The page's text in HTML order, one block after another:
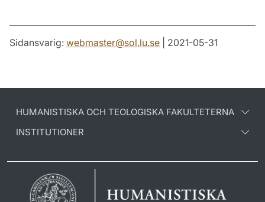
Sidansvarig: webmaster@sol.lu.se | 2021-05-31
HUMANISTISKA OCH TEOLOGISKA FAKULTETERNA
INSTITUTIONER